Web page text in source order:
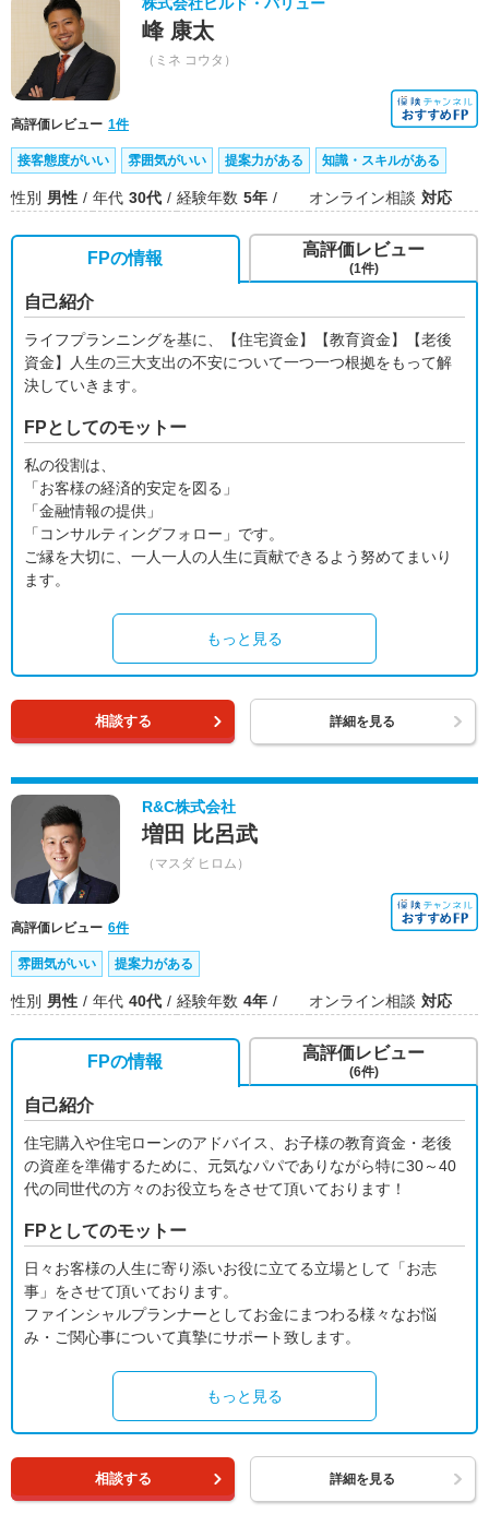
峰 康太
（ミネ コウタ）
高評価レビュー 1件
接客態度がいい 雰囲気がいい 提案力がある 知識・スキルがある
性別 男性 年代 30代 経験年数 5年 オンライン相談 対応
FPの情報
自己紹介
ライフプランニングを基に、【住宅資金】【教育資金】【老後
資金】人生の三大支出の不安について一つ一つ根拠をもって解
決していきます。
FPとしてのモットー
私の役割は、
「お客様の経済的安定を図る」
「金融情報の提供」
「コンサルティングフォロー」です。
ご縁を大切に、一人一人の人生に貢献できるよう努めてまいり
ます。
もっと見る
高評価レビュー
(1件)
相談する 詳細を見る
R&C株式会社
増田 比呂武
（マスダ ヒロム）
高評価レビュー 6件
雰囲気がいい 提案力がある
性別 男性 年代 40代 経験年数 4年 オンライン相談 対応
FPの情報
自己紹介
住宅購入や住宅ローンのアドバイス、お子様の教育資金・老後
の資産を準備するために、元気なパパでありながら特に30～40
代の同世代の方々のお役立ちをさせて頂いております！
FPとしてのモットー
日々お客様の人生に寄り添いお役に立てる立場として「お志
事」をさせて頂いております。
ファインシャルプランナーとしてお金にまつわる様々なお悩
み・ご関心事について真摯にサポート致します。
もっと見る
高評価レビュー
(6件)
相談する 詳細を見る